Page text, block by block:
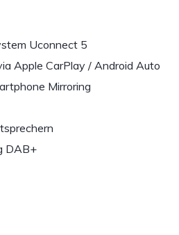
Uconnect 5
Apple CarPlay / Android Auto
Mirroring
DAB+